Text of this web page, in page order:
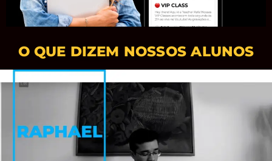
O QUE DIZEM NOSSOS ALUNOS